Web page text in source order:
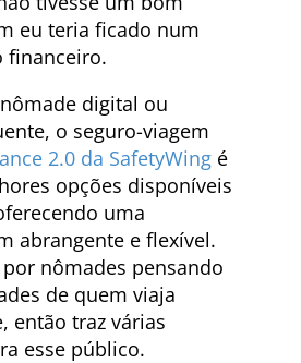
eu teria ficado num
financeiro.
digital ou
o seguro-viagem
2.0 da SafetyWing é
opções disponíveis
uma
abrangente e flexível.
nômades pensando
de quem viaja
então traz várias
esse público.